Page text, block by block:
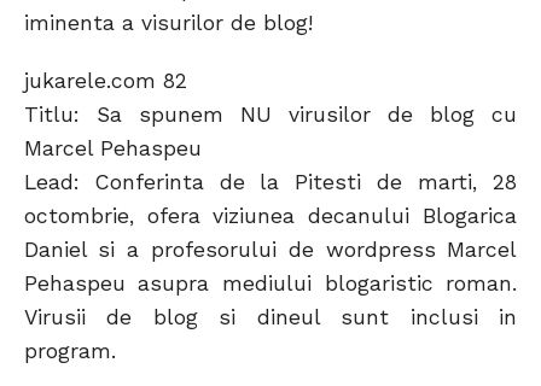
iminenta a visurilor de blog!
jukarele.com 82
Titlu: Sa spunem NU virusilor de blog cu
Marcel Pehaspeu
Lead: Conferinta de la Pitesti de marti, 28
octombrie, ofera viziunea decanului Blogarica
Daniel si a profesorului de wordpress Marcel
Pehaspeu asupra mediului blogaristic roman.
Virusii de blog si dineul sunt inclusi in
program.